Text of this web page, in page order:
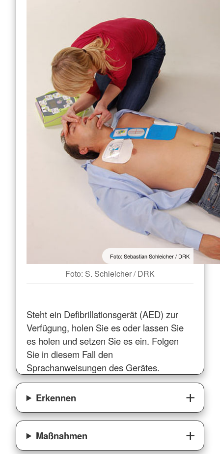
Foto: Sebastian Schleicher / DRK
Foto: S. Schleicher / DRK
Steht ein Defibrillationsgerät (AED) zur
Verfügung, holen Sie es oder lassen Sie
es holen und setzen Sie es ein. Folgen
Sie in diesem Fall den
Sprachanweisungen des Gerätes.
Erkennen
Maßnahmen